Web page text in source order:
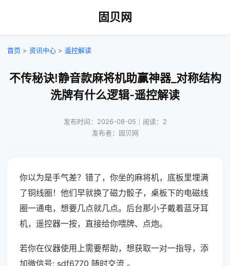
固贝网
首页 > 资讯中心 > 遥控解读
不传秘诀!静音款麻将机助赢神器_对称结构
洗牌有什么逻辑-遥控解读
发布时间：2026-08-05｜阅读：2
发布者：固贝网
你以为是手气差？错了，你坐的麻将机，底板里埋满
了铜线圈！他们早就换了磁力骰子，桌板下的电磁线
圈一通电，想要几点就几点。后台那小子戴着蓝牙耳
机，遥控器一按，直接给你喂牌、点炮。
若你在仪器使用上需要帮助，想获取一对一指导，添
加微信号; sdf6770 随时交流 。